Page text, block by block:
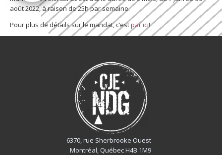
août 2022, à raison de 25h par semaine.
Pour plus de détails sur le mandat, c’estpar ici!
6370, rue Sherbrooke Ouest
Montréal, Québec H4B 1M9